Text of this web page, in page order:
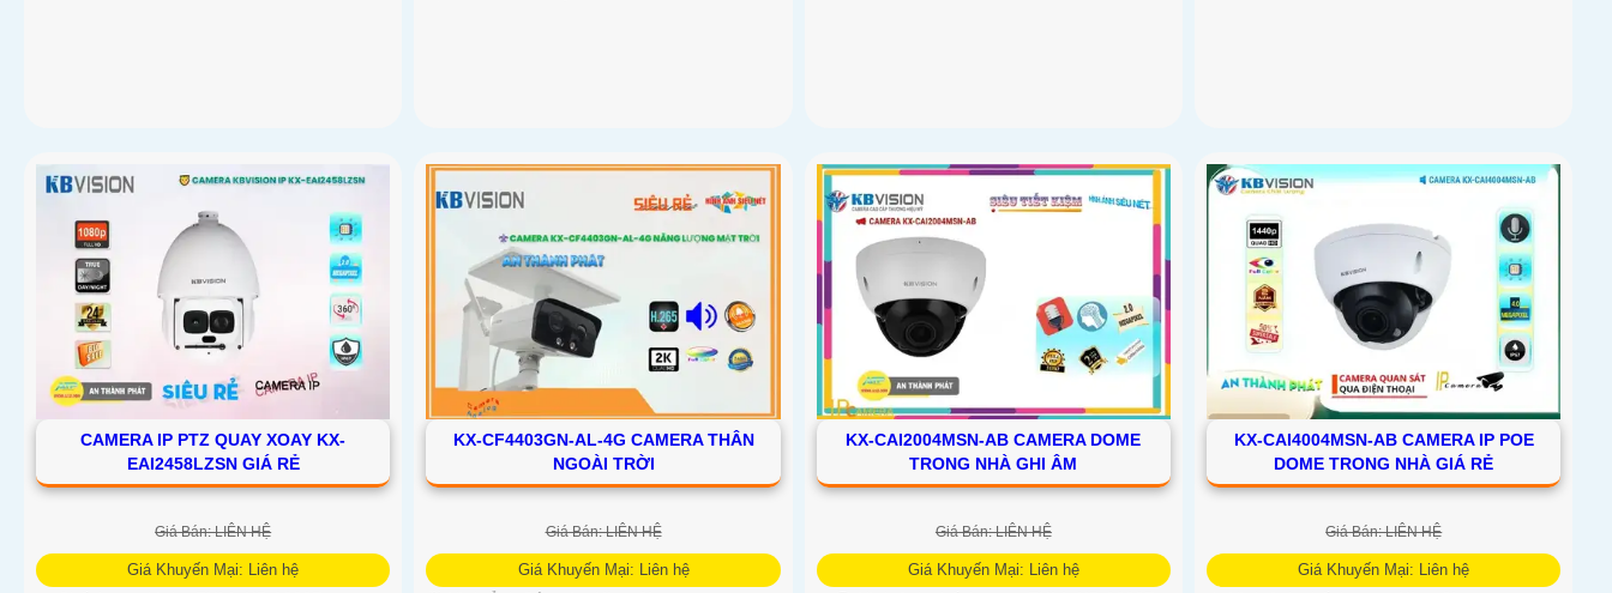
CAMERA IP PTZ QUAY XOAY KX-
EAI2458LZSN GIÁ RẺ
Giá Bán: LIÊN HỆ
Giá Khuyến Mại: Liên hệ
KX-CF4403GN-AL-4G CAMERA THÂN
NGOÀI TRỜI
Giá Bán: LIÊN HỆ
Giá Khuyến Mại: Liên hệ
KX-CAI2004MSN-AB CAMERA DOME
TRONG NHÀ GHI ÂM
Giá Bán: LIÊN HỆ
Giá Khuyến Mại: Liên hệ
KX-CAI4004MSN-AB CAMERA IP POE
DOME TRONG NHÀ GIÁ RẺ
Giá Bán: LIÊN HỆ
Giá Khuyến Mại: Liên hệ